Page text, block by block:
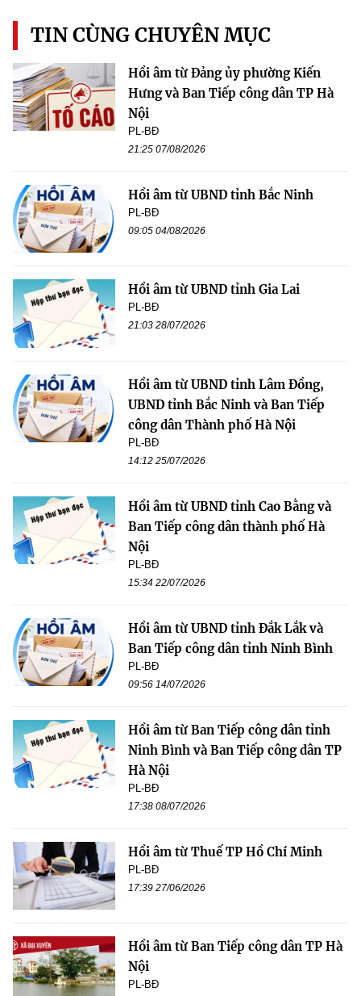
TIN CÙNG CHUYÊN MỤC
Hồi âm từ Đảng ủy phường Kiến
Hưng và Ban Tiếp công dân TP Hà
Nội
PL-BĐ
21:25 07/08/2026
Hồi âm từ UBND tỉnh Bắc Ninh
PL-BĐ
09:05 04/08/2026
Hồi âm từ UBND tỉnh Gia Lai
PL-BĐ
21:03 28/07/2026
Hồi âm từ UBND tỉnh Lâm Đồng,
UBND tỉnh Bắc Ninh và Ban Tiếp
công dân Thành phố Hà Nội
PL-BĐ
14:12 25/07/2026
Hồi âm từ UBND tỉnh Cao Bằng và
Ban Tiếp công dân thành phố Hà
Nội
PL-BĐ
15:34 22/07/2026
Hồi âm từ UBND tỉnh Đắk Lắk và
Ban Tiếp công dân tỉnh Ninh Bình
PL-BĐ
09:56 14/07/2026
Hồi âm từ Ban Tiếp công dân tỉnh
Ninh Bình và Ban Tiếp công dân TP
Hà Nội
PL-BĐ
17:38 08/07/2026
Hồi âm từ Thuế TP Hồ Chí Minh
PL-BĐ
17:39 27/06/2026
Hồi âm từ Ban Tiếp công dân TP Hà
Nội
PL-BĐ